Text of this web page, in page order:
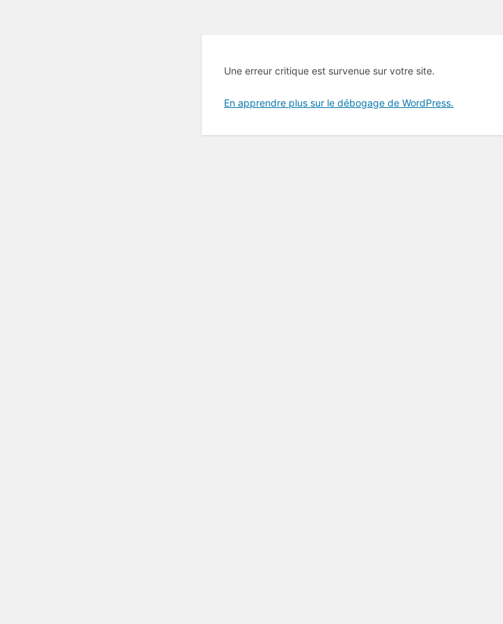
Une erreur critique est survenue sur votre site.
En apprendre plus sur le débogage de WordPress.